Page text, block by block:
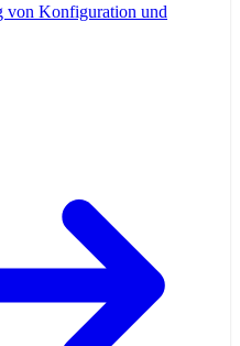
von Konfiguration und